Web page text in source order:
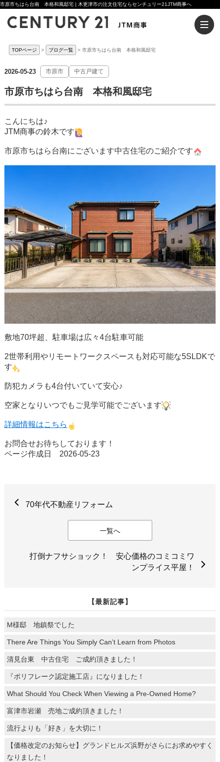
市原市ちはら台南 本格和風邸宅 | 木更津市の注文住宅ならセンチュリー21JTM商事へ
TOPページ ブログ一覧 市原市ちはら台南 本格和風邸宅
2026-05-23 市原市 中古戸建て
市原市ちはら台南 本格和風邸宅
こんにちは♪
JTM商事の鈴木です
市原市ちはら台南にございます中古住宅のご紹介です
敷地70坪超、駐車場は広々4台駐車可能
2世帯利用やリモートワークスペースも対応可能な5SLDKで
す
防犯カメラも4台付いていて安心♪
空家となりいつでもご見学可能でございます
詳細情報はこちら
お問合せお待ちしております！
ページ作成日 2026-05-23
70年代不動産リフォーム
一覧へ
打倒ナフサショック！ 安心価格のコミコミワ
ンプライス平屋！
【最新記事】
M様邸 地鎮祭でした
There Are Things You Simply Can’t Learn from Photos
清見台東 中古住宅 ご成約頂きました！
『ポリフレーク認定施工店』になりました！
What Should You Check When Viewing a Pre-Owned Home?
富津市岩瀬 売地ご成約頂きました！
流行よりも「好き」を大切に！
【価格改定のお知らせ】グランドヒルズ浜野がさらにお求めやすく
なりました！